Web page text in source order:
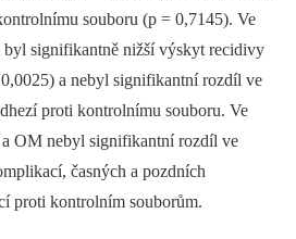
souboru (p = 0,7145). Ve
byl signifikantně nižší výskyt recidivy
a nebyl signifikantní rozdíl ve
proti kontrolnímu souboru. Ve
OM nebyl signifikantní rozdíl ve
časných a pozdních
proti kontrolním souborům.